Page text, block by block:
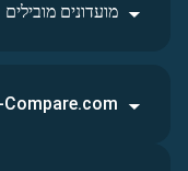
מועדונים מובילים